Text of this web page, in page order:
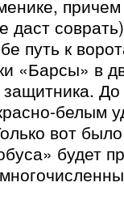
даст
путь к
«Барсы» в
белым
вот
будет